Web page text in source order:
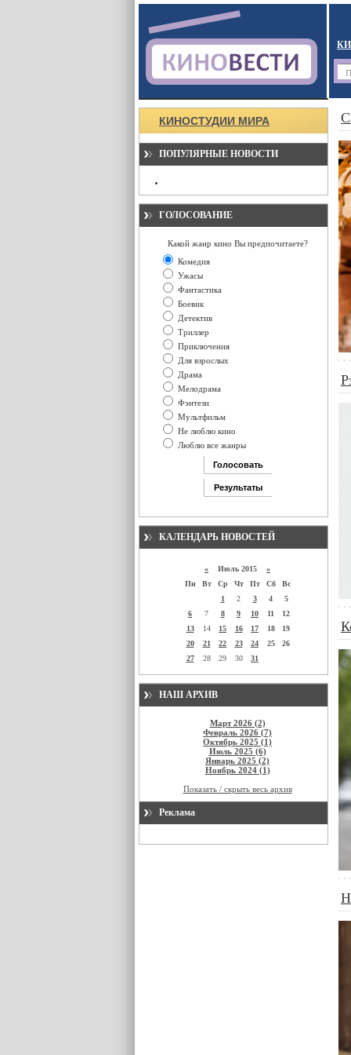
КИНОСТУДИИ МИРА
ПОПУЛЯРНЫЕ НОВОСТИ
ГОЛОСОВАНИЕ
Какой жанр кино Вы предпочитаете?
Комедия
Ужасы
Фантастика
Боевик
Детектив
Триллер
Приключения
Для взрослых
Драма
Мелодрама
Фэнтези
Мультфильм
Не люблю кино
Люблю все жанры
КАЛЕНДАРЬ НОВОСТЕЙ
« Июль 2015 »
Пн
Вт Ср Чт Пт Сб
Вс
1
2 3 4
5
6
7 8 9 10 11
12
13
14 15 16 17 18
19
20
21 22 23 24 25
26
27
28 29 30 31
НАШ АРХИВ
Март 2026 (2)
Февраль 2026 (7)
Октябрь 2025 (1)
Июль 2025 (6)
Январь 2025 (2)
Ноябрь 2024 (1)
Показать / скрыть весь архив
Реклама